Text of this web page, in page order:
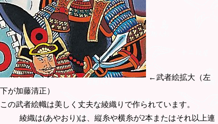
←武者絵拡大（左
下が加藤清正）
この武者絵幟は美しく丈夫な綾織りで作られています。
綾織は(あやおり)は、縦糸や横糸が2本またはそれ以上連